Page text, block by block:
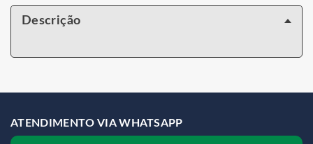
Descrição
ATENDIMENTO VIA WHATSAPP